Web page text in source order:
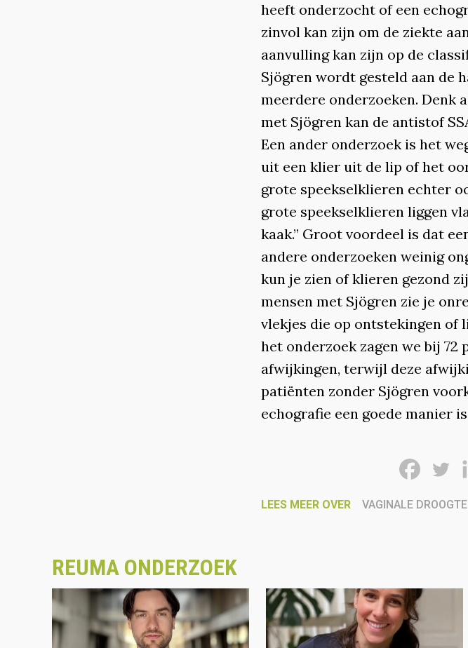
heeft onderzocht of een
zinvol kan zijn om de ziekte
aanvulling kan zijn op de
Sjögren wordt gesteld aan de
meerdere onderzoeken. Denk
met Sjögren kan de antistof
Een ander onderzoek is het
uit een klier uit de lip of het
grote speekselklieren echter
grote speekselklieren liggen
kaak.” Groot voordeel is dat
andere onderzoeken weinig
kun je zien of klieren gezond
mensen met Sjögren zie je
vlekjes die op ontstekingen of
het onderzoek zagen we bij
afwijkingen, terwijl deze
patiënten zonder Sjögren
echografie een goede manier
LEES MEER OVER VAGINALE DROOGTE
REUMA ONDERZOEK